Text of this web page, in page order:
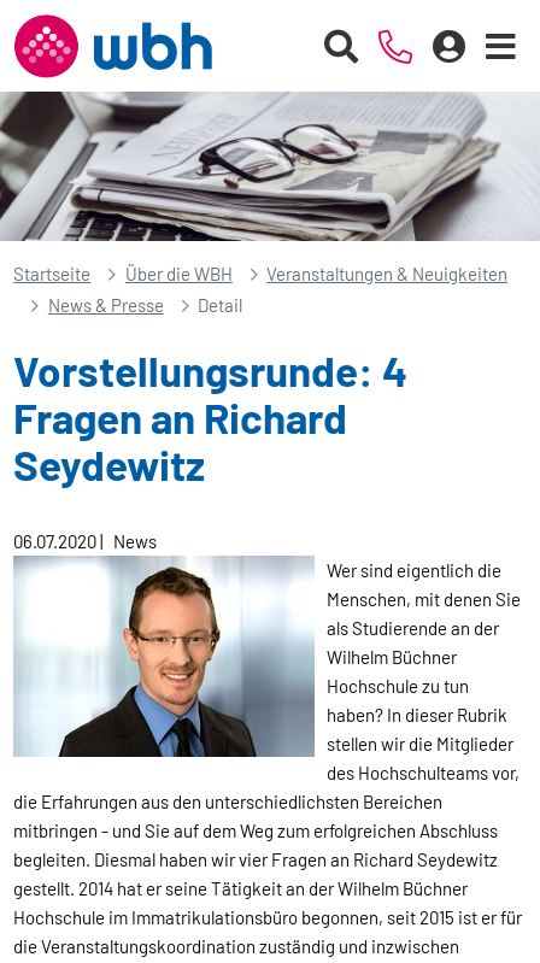
Startseite Über die WBH
Veranstaltungen & Neuigkeiten
News & Presse
Detail
Vorstellungsrunde: 4
Fragen an Richard
Seydewitz
06.07.2020| News
Wer sind eigentlich die
Menschen, mit denen Sie
als Studierende an der
Wilhelm Büchner
Hochschule zu tun
haben? In dieser Rubrik
stellen wir die Mitglieder
des Hochschulteams vor,
die Erfahrungen aus den unterschiedlichsten Bereichen
mitbringen - und Sie auf dem Weg zum erfolgreichen Abschluss
begleiten. Diesmal haben wir vier Fragen an Richard Seydewitz
gestellt. 2014 hat er seine Tätigkeit an der Wilhelm Büchner
Hochschule im Immatrikulationsbüro begonnen, seit 2015 ist er für
die Veranstaltungskoordination zuständig und inzwischen